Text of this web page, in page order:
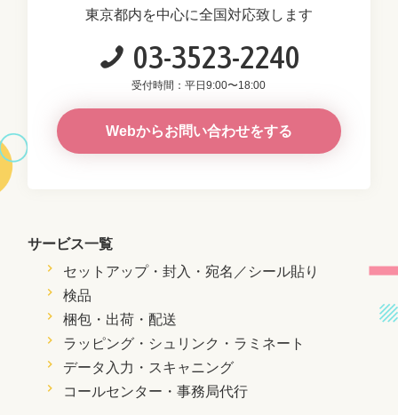
東京都内を中心に全国対応致します
03-3523-2240
受付時間：平日9:00〜18:00
Webからお問い合わせをする
サービス一覧
セットアップ・封入・宛名／シール貼り
検品
梱包・出荷・配送
ラッピング・シュリンク・ラミネート
データ入力・スキャニング
コールセンター・事務局代行